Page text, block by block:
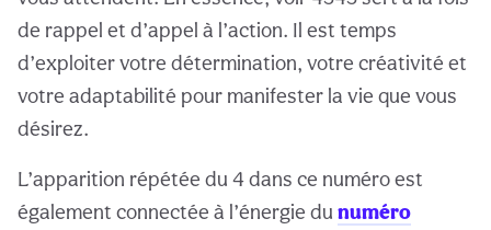
de rappel et d’appel à l’action. Il est temps
d’exploiter votre détermination, votre créativité et
votre adaptabilité pour manifester la vie que vous
désirez.
L’apparition répétée du 4 dans ce numéro est
également connectée à l’énergie du numéro